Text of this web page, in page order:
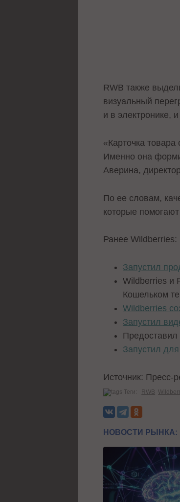
RWB также
визуальный
и в электронике,
«Карточка товара
Именно она
Аверина,
По ее словам,
которые
Ранее Wildberries:
Запустил
Wildberries и
Кошельком
Wildberries
Запустил
Запустил
Источник: Пресс-
Теги: RWB
НОВОСТИ РЫНКА: